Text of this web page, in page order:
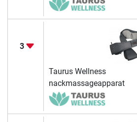
3
Taurus Wellness
nackmassageapparat